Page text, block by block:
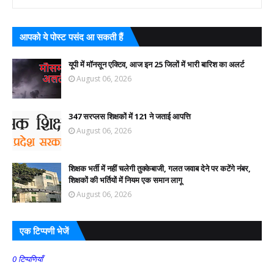
आपको ये पोस्ट पसंद आ सकती हैं
यूपी में मॉनसून एक्टिव, आज इन 25 जिलों में भारी बारिश का अलर्ट
August 06, 2026
347 सरप्लस शिक्षकों में 121 ने जताई आपत्ति
August 06, 2026
शिक्षक भर्ती में नहीं चलेगी तुक्केबाजी, गलत जवाब देने पर कटेंगे नंबर,
शिक्षकों की भर्तियों में नियम एक समान लागू
August 06, 2026
एक टिप्पणी भेजें
0 टिप्पणियाँ